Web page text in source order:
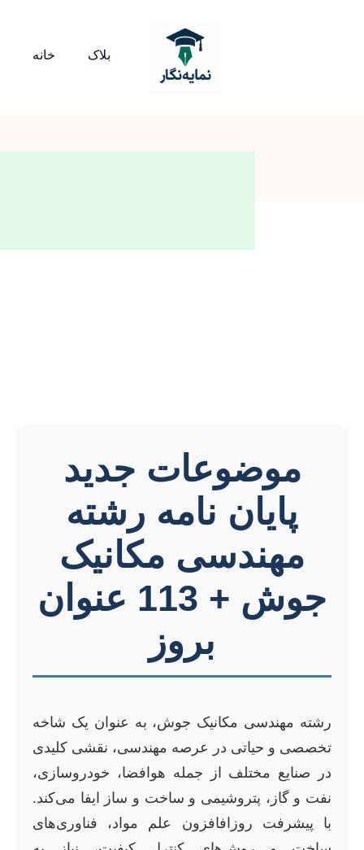
خانه بلاک
موضوعات جدید
پایان نامه رشته
مهندسی مکانیک
جوش + 113 عنوان
بروز
رشته مهندسی مکانیک جوش، به عنوان یک شاخه
تخصصی و حیاتی در عرصه مهندسی، نقشی کلیدی
در صنایع مختلف از جمله هوافضا، خودروسازی،
نفت و گاز، پتروشیمی و ساخت و ساز ایفا می‌کند.
با پیشرفت روزافافزون علم مواد، فناوری‌های